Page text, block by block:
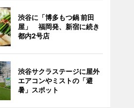
渋谷に「博多もつ鍋 前田
屋」 福岡発、新宿に続き
都内2号店
渋谷サクラステージに屋外
エアコンやミストの「避
暑」スポット